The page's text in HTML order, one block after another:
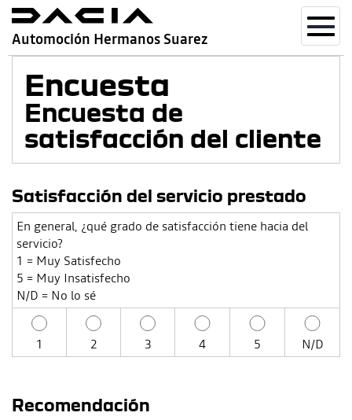
Automoción Hermanos Suarez
Encuesta
Encuesta de
satisfacción del cliente
Satisfacción del servicio prestado
En general, ¿qué grado de satisfacción tiene hacia del
servicio?
1 = Muy Satisfecho
5 = Muy Insatisfecho
N/D = No lo sé
1 2 3 4 5 N/D
Recomendación